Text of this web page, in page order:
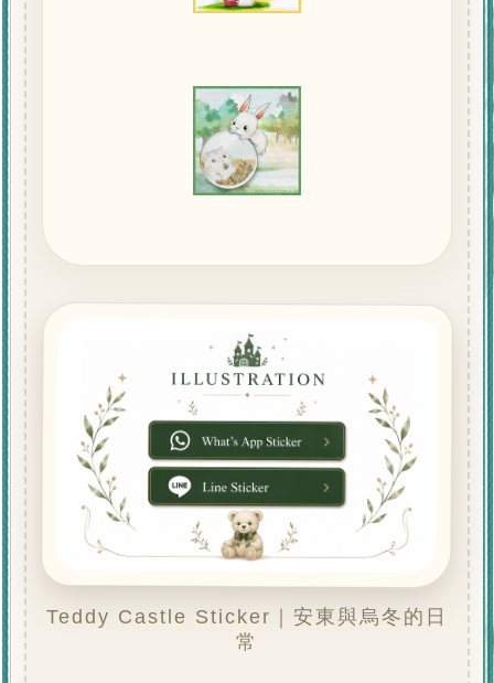
WhatsApp Sticker
LINE Sticker